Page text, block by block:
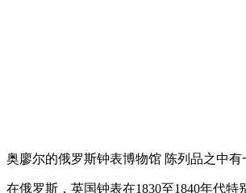
奥廖尔的俄罗斯钟表博物馆 陈列品之中
在俄罗斯，英国钟表在1830至1840年代